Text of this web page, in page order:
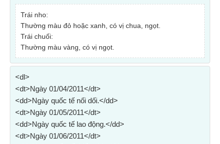
Trái nho:
Thường màu đỏ hoặc xanh, có vị chua, ngọt.
Trái chuối:
Thường màu vàng, có vị ngọt.
<dl>
<dt>Ngày 01/04/2011</dt>
<dd>Ngày quốc tế nối dối.</dd>
<dt>Ngày 01/05/2011</dt>
<dd>Ngày quốc tế lao động.</dd>
<dt>Ngày 01/06/2011</dt>